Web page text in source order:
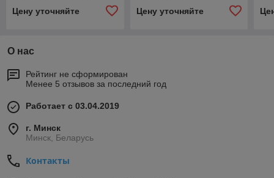
Цену уточняйте
Цену уточняйте
О нас
Рейтинг не сформирован
Менее 5 отзывов за последний год
Работает с 03.04.2019
г. Минск
Минск, Беларусь
Контакты